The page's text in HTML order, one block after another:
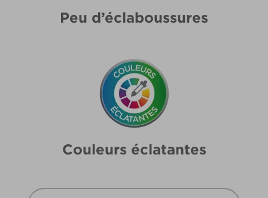
Peu d’éclaboussures
Couleurs éclatantes